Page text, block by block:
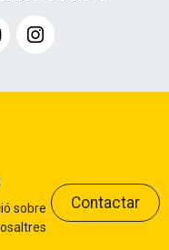
sobre
Contactar